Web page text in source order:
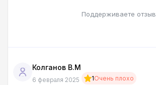
дал! Продают какое-то барахло!
Поддерживаете
Колганов В.М
6 февраля 2025 1Очень плохо